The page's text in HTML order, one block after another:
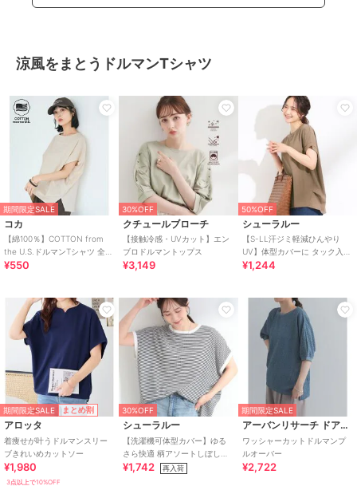
涼風をまとうドルマンTシャツ
期間限定SALE
コカ
【綿100％】COTTON from
the U.S.ドルマンTシャツ 全3
色
¥550
30%OFF
クチュールブローチ
【接触冷感・UVカット】エン
ブロドルマントップス
¥3,149
50%OFF
シューラルー
【S-LL汗ジミ軽減ひんやり
UV】体型カバーに タック入り
ドルマントップス
¥1,244
期間限定SALE まとめ割
アロッタ
着痩せが叶うドルマンスリー
ブきれいめカットソー
¥1,980
3点以上で10%OFF
30%OFF
シューラルー
【洗濯機可体型カバー】ゆる
さら快適 柄アソートしぼしぼ
ドルマンTシャツ
¥1,742 再入荷
期間限定SALE
アーバンリサーチ ドアーズ
ワッシャーカットドルマンプ
ルオーバー
¥2,722